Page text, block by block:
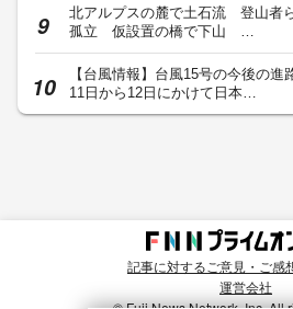
北アルプスの麓で土石流 登山者
孤立 仮設置の橋で下山 …
【台風情報】台風15号の今後の
11日から12日にかけて日本…
記事に対するご意見・ご感
運営会社